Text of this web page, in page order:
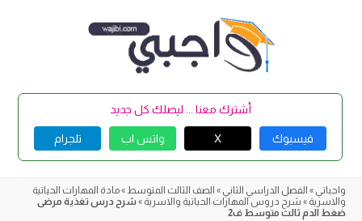
أشترك معنا ... ليصلك كل جديد
فيسبوك X واتس اب تلجرام
واجباتي » الفصل الدراسي الثاني » الصف الثالث المتوسط »مادة المهارات الحياتية
والاسرية » شرح دروس المهارات الحياتية والاسرية » شرح درس تغذية مرضى
ضغط الدم ثالث متوسط ف2